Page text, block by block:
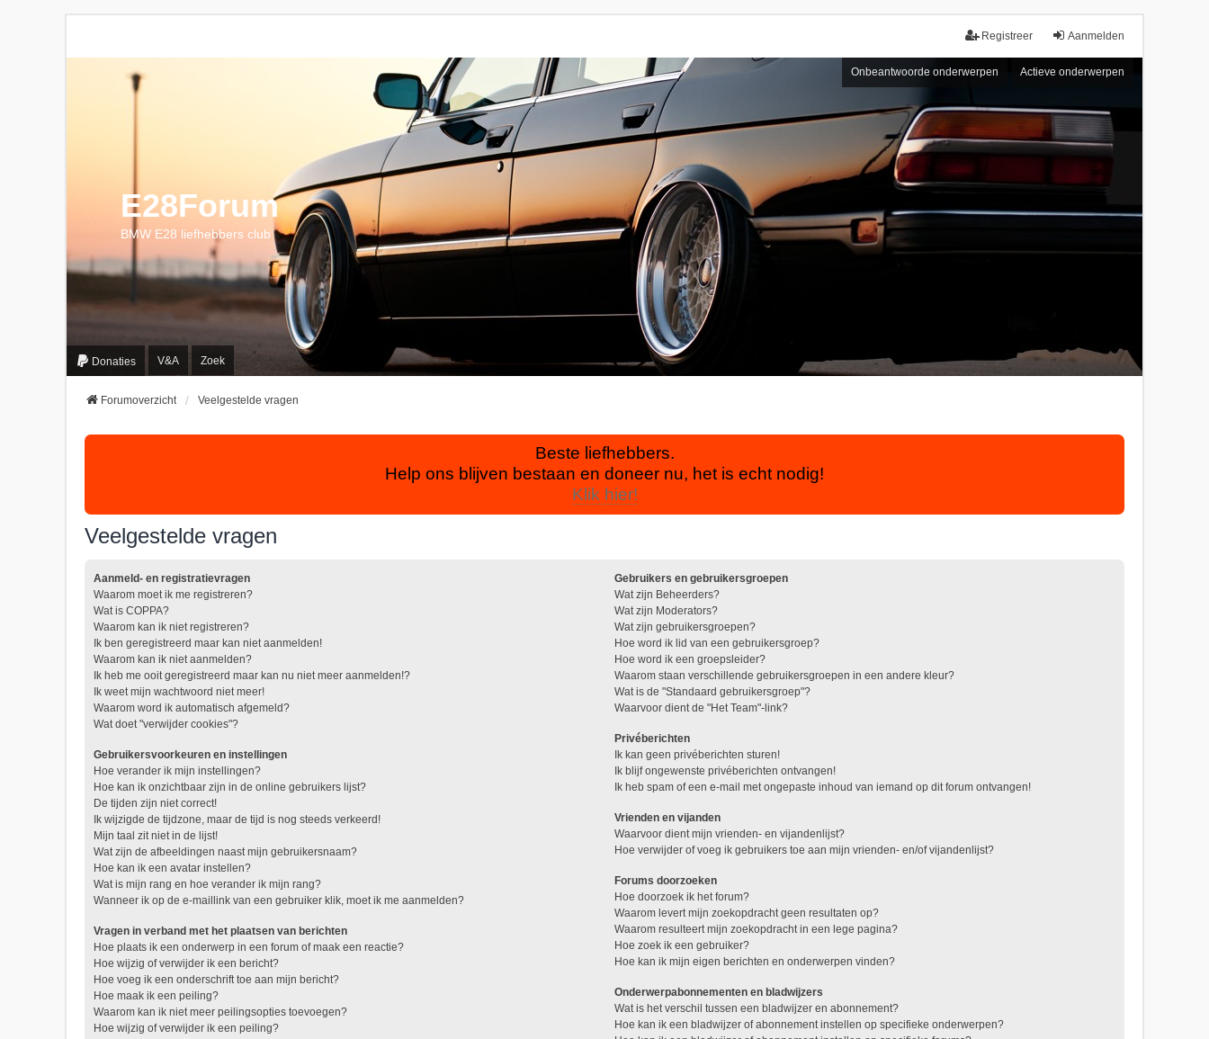
Aanmelden
Registreer
Onbeantwoorde onderwerpen Actieve onderwerpen
E28Forum
BMW E28 liefhebbers club
Donaties V&A Zoek
Forumoverzicht Veelgestelde vragen
Beste liefhebbers.
Help ons blijven bestaan en doneer nu, het is echt nodig!
Klik hier!
Veelgestelde vragen
Aanmeld- en registratievragen
Waarom moet ik me registreren?
Wat is COPPA?
Waarom kan ik niet registreren?
Ik ben geregistreerd maar kan niet aanmelden!
Waarom kan ik niet aanmelden?
Ik heb me ooit geregistreerd maar kan nu niet meer aanmelden!?
Ik weet mijn wachtwoord niet meer!
Waarom word ik automatisch afgemeld?
Wat doet "verwijder cookies"?
Gebruikersvoorkeuren en instellingen
Hoe verander ik mijn instellingen?
Hoe kan ik onzichtbaar zijn in de online gebruikers lijst?
De tijden zijn niet correct!
Ik wijzigde de tijdzone, maar de tijd is nog steeds verkeerd!
Mijn taal zit niet in de lijst!
Wat zijn de afbeeldingen naast mijn gebruikersnaam?
Hoe kan ik een avatar instellen?
Wat is mijn rang en hoe verander ik mijn rang?
Wanneer ik op de e-maillink van een gebruiker klik, moet ik me aanmelden?
Vragen in verband met het plaatsen van berichten
Hoe plaats ik een onderwerp in een forum of maak een reactie?
Hoe wijzig of verwijder ik een bericht?
Hoe voeg ik een onderschrift toe aan mijn bericht?
Hoe maak ik een peiling?
Waarom kan ik niet meer peilingsopties toevoegen?
Hoe wijzig of verwijder ik een peiling?
Gebruikers en gebruikersgroepen
Wat zijn Beheerders?
Wat zijn Moderators?
Wat zijn gebruikersgroepen?
Hoe word ik lid van een gebruikersgroep?
Hoe word ik een groepsleider?
Waarom staan verschillende gebruikersgroepen in een andere kleur?
Wat is de "Standaard gebruikersgroep"?
Waarvoor dient de "Het Team"-link?
Privéberichten
Ik kan geen privéberichten sturen!
Ik blijf ongewenste privéberichten ontvangen!
Ik heb spam of een e-mail met ongepaste inhoud van iemand op dit forum ontvangen!
Vrienden en vijanden
Waarvoor dient mijn vrienden- en vijandenlijst?
Hoe verwijder of voeg ik gebruikers toe aan mijn vrienden- en/of vijandenlijst?
Forums doorzoeken
Hoe doorzoek ik het forum?
Waarom levert mijn zoekopdracht geen resultaten op?
Waarom resulteert mijn zoekopdracht in een lege pagina?
Hoe zoek ik een gebruiker?
Hoe kan ik mijn eigen berichten en onderwerpen vinden?
Onderwerpabonnementen en bladwijzers
Wat is het verschil tussen een bladwijzer en abonnement?
Hoe kan ik een bladwijzer of abonnement instellen op specifieke onderwerpen?